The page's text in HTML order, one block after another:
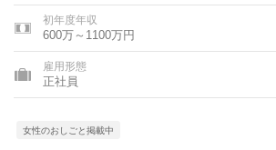
初年度年収
600万～1100万円
雇用形態
正社員
女性のおしごと掲載中